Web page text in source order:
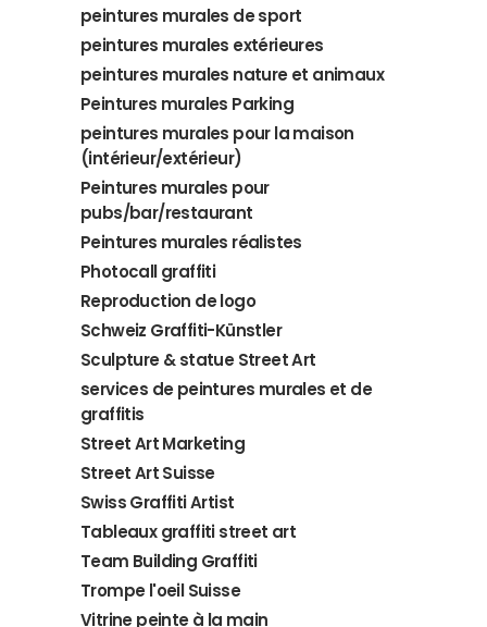
peintures murales de sport
peintures murales extérieures
peintures murales nature et animaux
Peintures murales Parking
peintures murales pour la maison
(intérieur/extérieur)
Peintures murales pour
pubs/bar/restaurant
Peintures murales réalistes
Photocall graffiti
Reproduction de logo
Schweiz Graffiti-Künstler
Sculpture & statue Street Art
services de peintures murales et de
graffitis
Street Art Marketing
Street Art Suisse
Swiss Graffiti Artist
Tableaux graffiti street art
Team Building Graffiti
Trompe l'oeil Suisse
Vitrine peinte à la main